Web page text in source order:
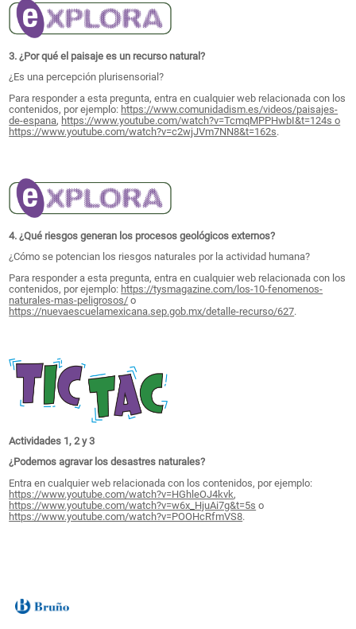
3. ¿Por qué el paisaje es un recurso natural?
¿Es una percepción plurisensorial?
Para responder a esta pregunta, entra en cualquier web relacionada con los
contenidos, por ejemplo: https://www.comunidadism.es/videos/paisajes-
de-espana, https://www.youtube.com/watch?v=TcmqMPPHwbI&t=124s o
https://www.youtube.com/watch?v=c2wjJVm7NN8&t=162s.
4. ¿Qué riesgos generan los procesos geológicos externos?
¿Cómo se potencian los riesgos naturales por la actividad humana?
Para responder a esta pregunta, entra en cualquier web relacionada con los
contenidos, por ejemplo: https://tysmagazine.com/los-10-fenomenos-
naturales-mas-peligrosos/ o
https://nuevaescuelamexicana.sep.gob.mx/detalle-recurso/627.
Actividades 1, 2 y 3
¿Podemos agravar los desastres naturales?
Entra en cualquier web relacionada con los contenidos, por ejemplo:
https://www.youtube.com/watch?v=HGhleOJ4kvk,
https://www.youtube.com/watch?v=w6x_HjuAi7g&t=5s o
https://www.youtube.com/watch?v=POOHcRfmVS8.